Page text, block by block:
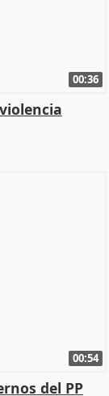
00:36
00:54
del PP